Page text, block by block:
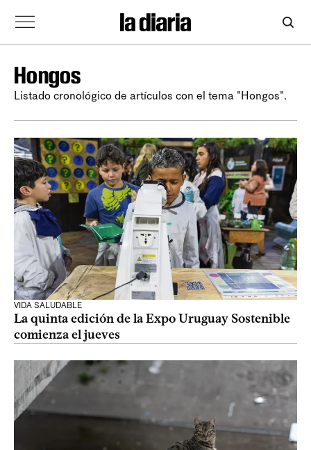
Hongos
Listado cronológico de artículos con el tema "Hongos".
VIDA SALUDABLE
La quinta edición de la Expo Uruguay Sostenible
comienza el jueves